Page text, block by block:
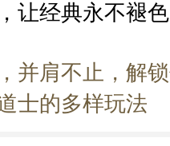
让经典永不褪
并肩不止，解
士的多样玩法